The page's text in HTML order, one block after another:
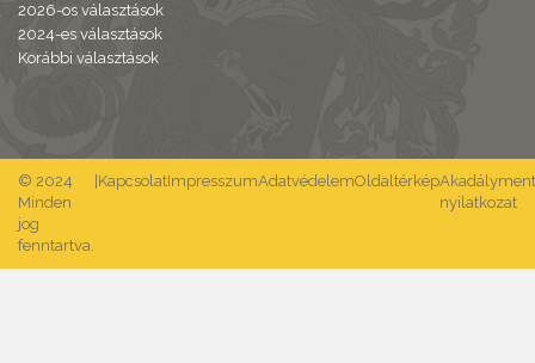
2026-os választások
2024-es választások
Korábbi választások
© 2024
Minden
jog
fenntartva.
KapcsolatImpresszumAdatvédelemOldaltérkép
nyilatkozat